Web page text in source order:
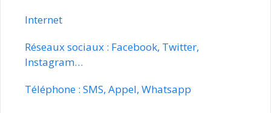
Internet
Réseaux sociaux : Facebook, Twitter,
Instagram…
Téléphone : SMS, Appel, Whatsapp